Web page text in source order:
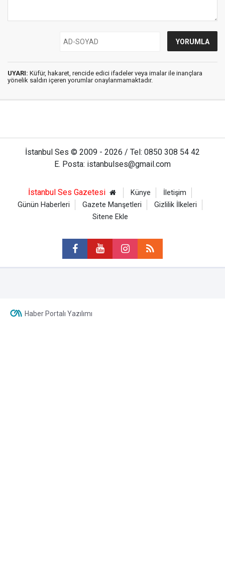
UYARI: Küfür, hakaret, rencide edici ifadeler veya imalar ile inançlara
yönelik saldırı içeren yorumlar onaylanmamaktadır.
İstanbul Ses © 2009 - 2026 / Tel: 0850 308 54 42
E. Posta: istanbulses@gmail.com
İstanbul Ses Gazetesi Künye
İletişim
Günün Haberleri
Gazete Manşetleri
Gizlilik İlkeleri
Sitene Ekle
Haber Portalı Yazılımı